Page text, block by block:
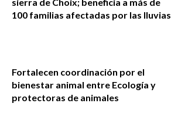
100 familias afectadas por las lluvias
Fortalecen coordinación por el
bienestar animal entre Ecología y
protectoras de animales